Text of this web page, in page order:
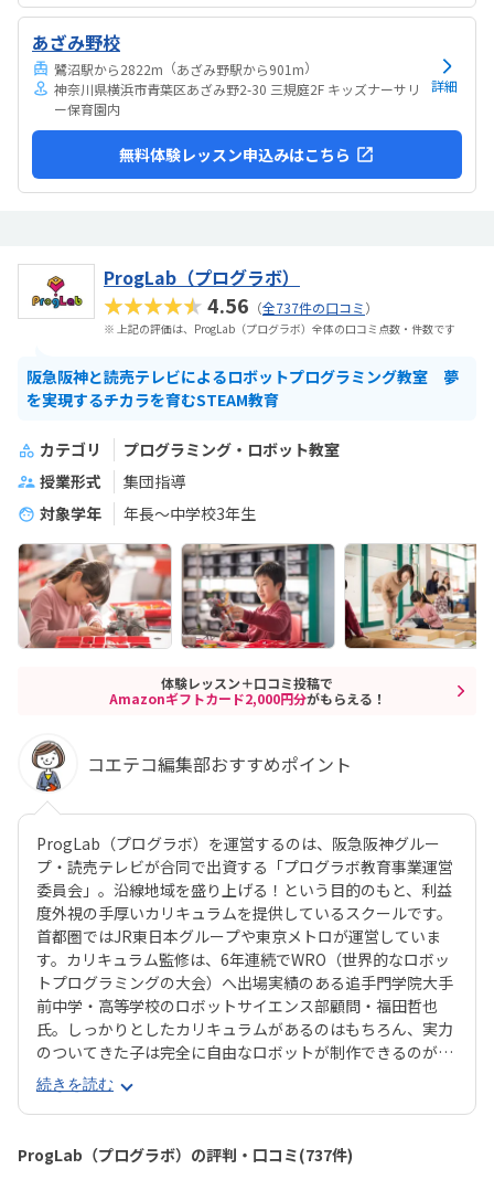
あざみ野校
鷺沼駅から2822m （あざみ野駅から901m）
神奈川県横浜市青葉区あざみ野2-30 三規庭2F キッズナーサリ
ー保育園内
詳細
無料体験レッスン申込みはこちら
ProgLab（プログラボ）
★★★★★4.56 （全737件の口コミ）
※ 上記の評価は、ProgLab（プログラボ）全体の口コミ点数・件数です
阪急阪神と読売テレビによるロボットプログラミング教室 夢
を実現するチカラを育むSTEAM教育
カテゴリ
プログラミング・ロボット教室
授業形式
集団指導
対象学年
年長～中学校3年生
体験レッスン＋口コミ投稿で
Amazonギフトカード2,000円分がもらえる！
コエテコ編集部おすすめポイント
ProgLab（プログラボ）を運営するのは、阪急阪神グルー
プ・読売テレビが合同で出資する「プログラボ教育事業運営
委員会」。沿線地域を盛り上げる！という目的のもと、利益
度外視の手厚いカリキュラムを提供しているスクールです。
首都圏ではJR東日本グループや東京メトロが運営していま
す。カリキュラム監修は、6年連続でWRO（世界的なロボッ
トプログラミングの大会）へ出場実績のある追手門学院大手
前中学・高等学校のロボットサイエンス部顧問・福田哲也
氏。しっかりとしたカリキュラムがあるのはもちろん、実力
のついてきた子は完全に自由なロボットが制作できるのが魅
力！教室の都合に合わせるのではなく、子どもの興味・関心
に合わせた学習ができるので、「ちょっとずつロボットに詳
しくなりたい♪」なんてお子さんはもちろん、「将来はぜ
ひ、エンジニアに」という本格志向のお子さんも大満足間違
いなしです。また、プログラボでは、時代に合わせて常に新
続きを読む
ProgLab（プログラボ）の評判・口コミ(737件)